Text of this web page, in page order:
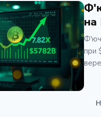
на
при